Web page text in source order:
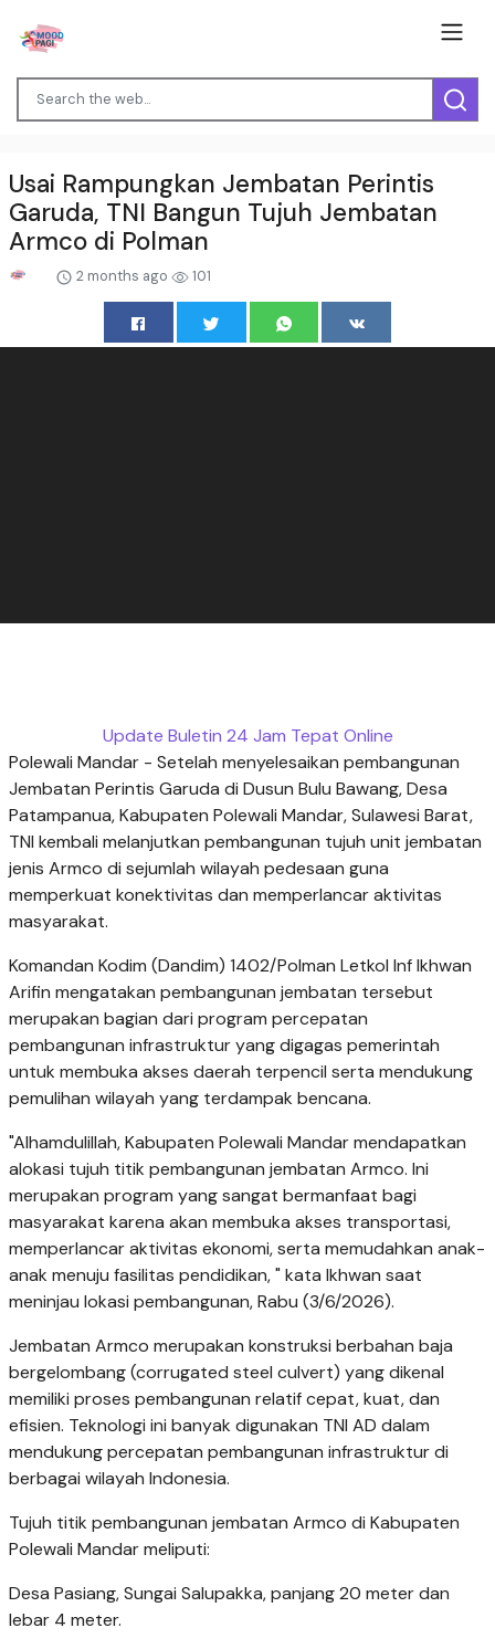
Usai Rampungkan Jembatan Perintis
Garuda, TNI Bangun Tujuh Jembatan
Armco di Polman
2 months ago 101
Update Buletin 24 Jam Tepat Online
Polewali Mandar - Setelah menyelesaikan pembangunan
Jembatan Perintis Garuda di Dusun Bulu Bawang, Desa
Patampanua, Kabupaten Polewali Mandar, Sulawesi Barat,
TNI kembali melanjutkan pembangunan tujuh unit jembatan
jenis Armco di sejumlah wilayah pedesaan guna
memperkuat konektivitas dan memperlancar aktivitas
masyarakat.
Komandan Kodim (Dandim) 1402/Polman Letkol Inf Ikhwan
Arifin mengatakan pembangunan jembatan tersebut
merupakan bagian dari program percepatan
pembangunan infrastruktur yang digagas pemerintah
untuk membuka akses daerah terpencil serta mendukung
pemulihan wilayah yang terdampak bencana.
"Alhamdulillah, Kabupaten Polewali Mandar mendapatkan
alokasi tujuh titik pembangunan jembatan Armco. Ini
merupakan program yang sangat bermanfaat bagi
masyarakat karena akan membuka akses transportasi,
memperlancar aktivitas ekonomi, serta memudahkan anak-
anak menuju fasilitas pendidikan, " kata Ikhwan saat
meninjau lokasi pembangunan, Rabu (3/6/2026).
Jembatan Armco merupakan konstruksi berbahan baja
bergelombang (corrugated steel culvert) yang dikenal
memiliki proses pembangunan relatif cepat, kuat, dan
efisien. Teknologi ini banyak digunakan TNI AD dalam
mendukung percepatan pembangunan infrastruktur di
berbagai wilayah Indonesia.
Tujuh titik pembangunan jembatan Armco di Kabupaten
Polewali Mandar meliputi:
Desa Pasiang, Sungai Salupakka, panjang 20 meter dan
lebar 4 meter.